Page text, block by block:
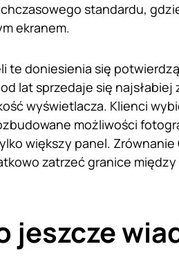
standardu,
ekranem.
te doniesienia się
lat sprzedaje się
wyświetlacza. Klienci
możliwości
większy panel.
zatrzeć granice
jeszcze